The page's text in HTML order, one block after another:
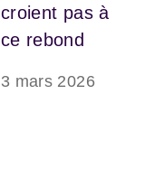
croient pas à
ce rebond
3 mars 2026